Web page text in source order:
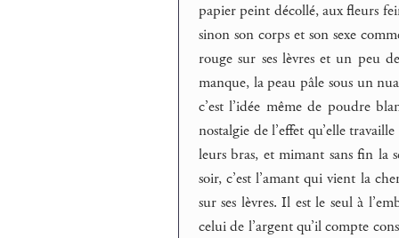
papier peint décollé, aux fleurs
sinon son corps et son sexe
rouge sur ses lèvres et un peu
manque, la peau pâle sous un
c’est l’idée même de poudre
nostalgie de l’effet qu’elle
leurs bras, et mimant sans fin la
soir, c’est l’amant qui vient la
sur ses lèvres. Il est le seul à
celui de l’argent qu’il compte